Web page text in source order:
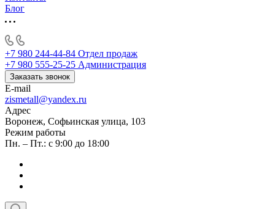
Блог
+7 980 244-44-84 Отдел продаж
+7 980 555-25-25 Администрация
Заказать звонок
E-mail
zismetall@yandex.ru
Адрес
Воронеж, Софьинская улица, 103
Режим работы
Пн. – Пт.: с 9:00 до 18:00